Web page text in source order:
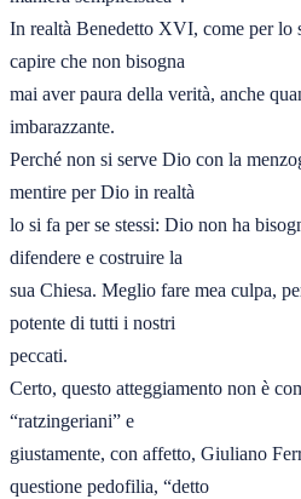
In realtà Benedetto XVI, come per lo
capire che non bisogna
mai aver paura della verità, anche
imbarazzante.
Perché non si serve Dio con la
mentire per Dio in realtà
lo si fa per se stessi: Dio non ha
difendere e costruire la
sua Chiesa. Meglio fare mea culpa,
potente di tutti i nostri
peccati.
Certo, questo atteggiamento non è
“ratzingeriani” e
giustamente, con affetto, Giuliano
questione pedofilia, “detto